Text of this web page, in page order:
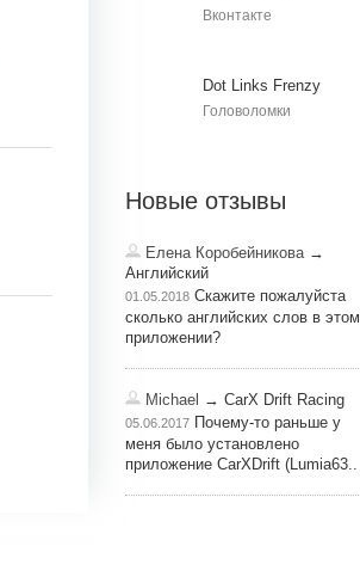
Вконтакте
Dot Links Frenzy
Головоломки
Новые отзывы
Елена Коробейникова→
Английский
01.05.2018 Скажите пожалуйста
сколько английских слов в этом
приложении?
Michael → CarX Drift Racing
05.06.2017 Почему-то раньше у
меня было установлено
приложение CarXDrift (Lumia63..